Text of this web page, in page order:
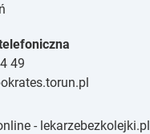
49
- lekarzebezkolejki.pl